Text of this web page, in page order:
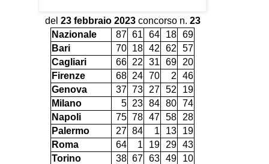
del 23 febbraio 2023concorso n. 23
Nazionale
87 61 64 18 69
Bari
70 18 42 62
57
Cagliari
66 22 31 69
20
Firenze
68 24 70 2
46
Genova
37 73 27 52
19
Milano
5 23 84 80 74
Napoli
75 78 47 58
28
Palermo
27 84 1 13
19
Roma
64 1 19 29 43
Torino
38 67 63 49
10